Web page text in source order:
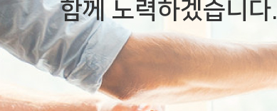
함께 노력하겠습니다.